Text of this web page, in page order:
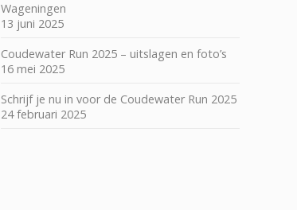
Wageningen
13 juni 2025
Coudewater Run 2025 – uitslagen en foto’s
16 mei 2025
Schrijf je nu in voor de Coudewater Run 2025
24 februari 2025